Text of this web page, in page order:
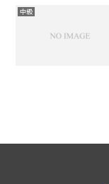
中級